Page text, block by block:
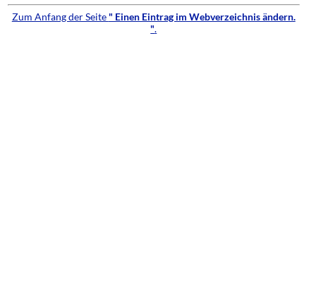
Zum Anfang der Seite " Einen Eintrag im Webverzeichnis ändern.
".